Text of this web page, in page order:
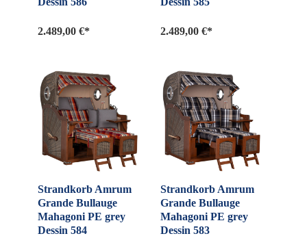
2.489,00 €* 2.489,00 €*
Strandkorb Amrum
Grande Bullauge
Mahagoni PE grey
Dessin 584
Strandkorb Amrum
Grande Bullauge
Mahagoni PE grey
Dessin 583